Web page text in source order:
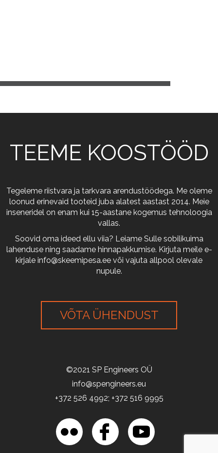
TEEME KOOSTÖÖD
Tegeleme riistvara ja tarkvara arendustöödega. Me oleme
loonud erinevaid tooteid juba alatest aastast 2014. Meie
inseneridel on enam kui 15-aastane kogemus tehnoloogia
vallas.
Soovid oma ideed ellu viia? Leiame Sulle sobilikuima
lahenduse ning saadame hinnapakkumise. Kirjuta meile e-
kirjale info@skeemipesa.ee või vajuta allpool olevale
nupule.
VÕTA ÜHENDUST
©2021 SP Engineers OÜ
info@spengineers.eu
+372 526 4992; +372 516 9995